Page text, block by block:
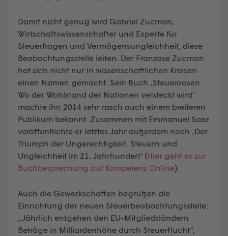
Damit nicht genug wird Gabriel Zucman,
Wirtschaftswissenschafter und Experte für
Steuerfragen und Vermögensungleichheit, diese
Beobachtungsstelle leiten. Der Franzose Zucman
hat sich nicht nur in wissenschaftlichen Kreisen
einen Namen gemacht. Sein Buch ‚Steueroasen.
Wo der Wohlstand der Nationen versteckt wird’
machte ihn 2014 sehr rasch auch einem breiteren
Publikum bekannt. Zusammen mit Emmanuel Saez
veröffentlichte er letztes Jahr außerdem noch ‚Der
Triumph der Ungerechtigkeit. Steuern und
Ungleichheit im 21. Jahrhundert’ (Hier geht es zur
Buchbesprechung auf Kompetenz Online).
Auch die Gewerkschaften begrüßen die
Einrichtung der neuen Steuerbeobachtungsstelle:
„Jährlich entgehen den EU-Mitgliedsländern
Beträge in Milliardenhöhe durch Steuerflucht“,